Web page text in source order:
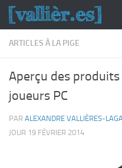
Skip to content
ARTICLES À LA PIGE
Aperçu des
joueurs PC
PAR ALEXANDRE VALLIÈRES-
JOUR 19 FÉVRIER 2014